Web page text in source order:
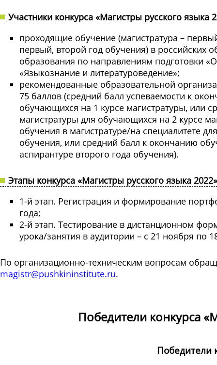
Участники конкурса «Магистры русского языка
проходящие обучение (магистратура –
первый, второй год обучения) в российских
образования по направлениям подготовки
«Языкознание и литературоведение»;
рекомендованные образовательной
75 баллов (средний балл успеваемости к
обучающихся на 1 курсе магистратуры, или
магистратуры для обучающихся на 2 курсе
обучения в магистратуре/на специалитете
обучения, или средний балл к окончанию
аспирантуре второго года обучения).
Этапы конкурса «Магистры русского языка 2022»
1-й этап. Регистрация и формирование
года;
2-й этап. Тестирование в дистанционном
урока/занятия в аудитории – с 21 ноября по
По организационно-техническим вопросам
magistr@pushkininstitute.ru.
Победители конкурса
Победители